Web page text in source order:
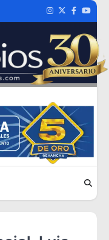
Instagram
TwitterFacebook